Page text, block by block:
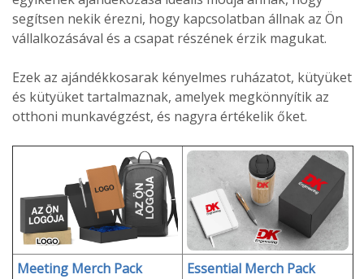
segítsen nekik érezni, hogy kapcsolatban állnak az Ön
vállalkozásával és a csapat részének érzik magukat.
Ezek az ajándékkosarak kényelmes ruházatot, kütyüket
és kütyüket tartalmaznak, amelyek megkönnyítik az
otthoni munkavégzést, és nagyra értékelik őket.
Meeting Merch Pack Essential Merch Pack